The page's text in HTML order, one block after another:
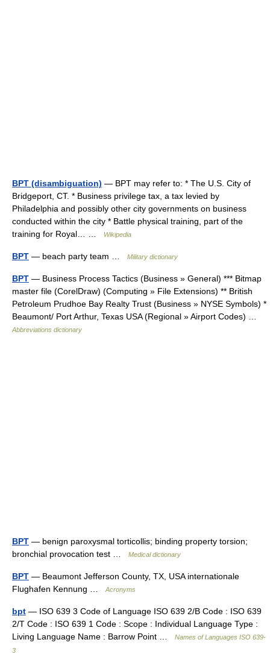
BPT (disambiguation) — BPT may refer to: * The U.S. City of
Bridgeport, CT. * Business privilege tax, a tax levied by
Philadelphia and possibly other city governments on business
conducted within the city * Battle physical training, part of the
training for Royal… …
Wikipedia
BPT — beach party team … Military dictionary
BPT — Business Process Tactics (Business » General) *** Bitmap
master file (CorelDraw) (Computing » File Extensions) ** British
Petroleum Prudhoe Bay Realty Trust (Business » NYSE Symbols) *
Beaumont/ Port Arthur, Texas USA (Regional » Airport Codes) …
Abbreviations dictionary
BPT — benign paroxysmal torticollis; binding property torsion;
bronchial provocation test …
Medical dictionary
BPT — Beaumont Jefferson County, TX, USA internationale
Flughafen Kennung …
Acronyms
bpt — ISO 639 3 Code of Language ISO 639 2/B Code : ISO 639
2/T Code : ISO 639 1 Code : Scope : Individual Language Type :
Living Language Name : Barrow Point …
Names of Languages ISO 639-
3